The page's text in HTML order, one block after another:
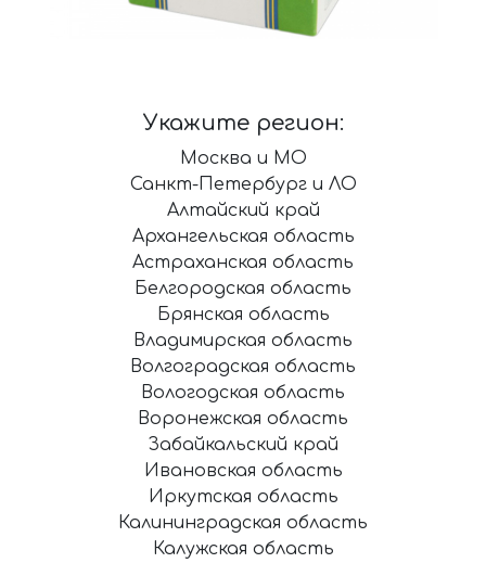
Укажите регион:
Москва и МО
Санкт-Петербург и ЛО
Алтайский край
Архангельская область
Астраханская область
Белгородская область
Брянская область
Владимирская область
Волгоградская область
Вологодская область
Воронежская область
Забайкальский край
Ивановская область
Иркутская область
Калининградская область
Калужская область